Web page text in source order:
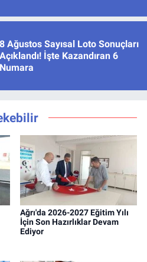
8 Ağustos Sayısal Loto Sonuçları
Açıklandı! İşte Kazandıran 6
Numara
Ağrı'da 2026-2027 Eğitim Yılı
İçin Son Hazırlıklar Devam
Ediyor